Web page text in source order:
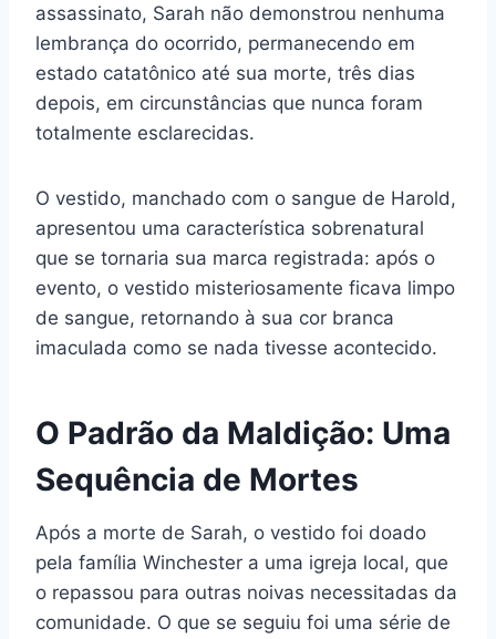
assassinato, Sarah não demonstrou nenhuma
lembrança do ocorrido, permanecendo em
estado catatônico até sua morte, três dias
depois, em circunstâncias que nunca foram
totalmente esclarecidas.
O vestido, manchado com o sangue de Harold,
apresentou uma característica sobrenatural
que se tornaria sua marca registrada: após o
evento, o vestido misteriosamente ficava limpo
de sangue, retornando à sua cor branca
imaculada como se nada tivesse acontecido.
O Padrão da Maldição: Uma
Sequência de Mortes
Após a morte de Sarah, o vestido foi doado
pela família Winchester a uma igreja local, que
o repassou para outras noivas necessitadas da
comunidade. O que se seguiu foi uma série de